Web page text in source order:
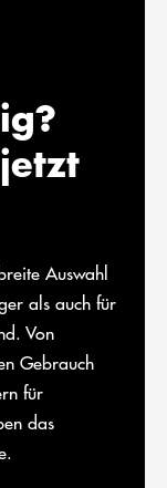
Auswahl
als auch für
Von
Gebrauch
für
das